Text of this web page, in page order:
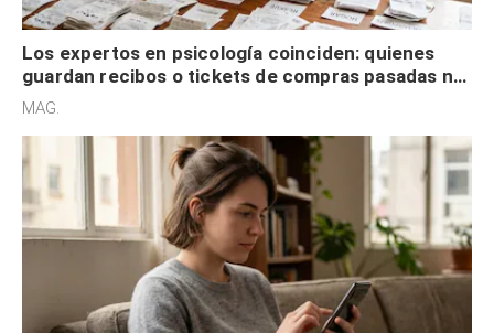
Los expertos en psicología coinciden: quienes
guardan recibos o tickets de compras pasadas no
son acumuladores, sino que tienen necesidad de
MAG.